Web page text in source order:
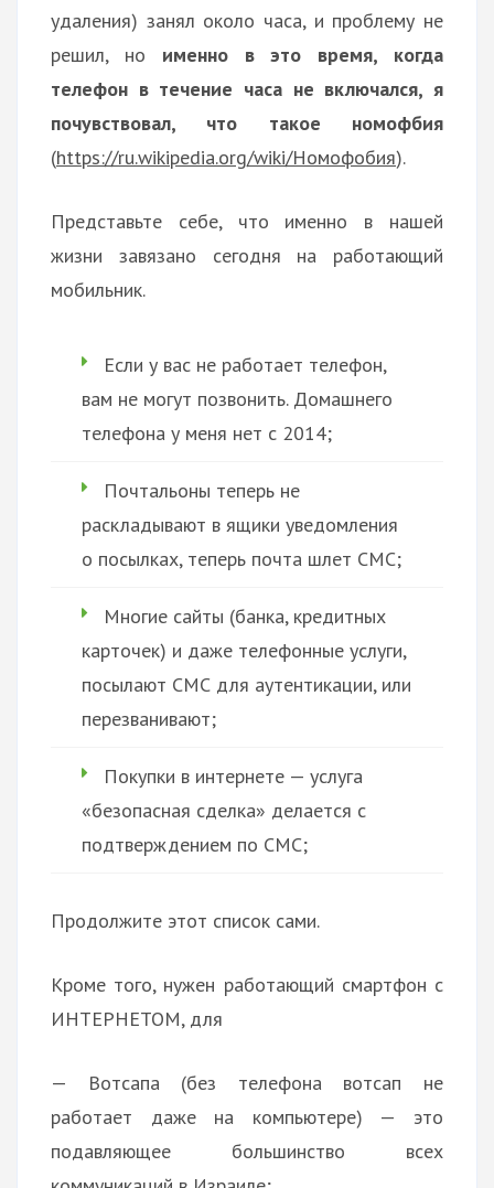
удаления) занял около часа, и проблему не
решил, но именно в это время, когда
телефон в течение часа не включался, я
почувствовал, что такое номофбия
(https://ru.wikipedia.org/wiki/Номофобия).
Представьте себе, что именно в нашей
жизни завязано сегодня на работающий
мобильник.
Если у вас не работает телефон,
вам не могут позвонить. Домашнего
телефона у меня нет с 2014;
Почтальоны теперь не
раскладывают в ящики уведомления
о посылках, теперь почта шлет СМС;
Многие сайты (банка, кредитных
карточек) и даже телефонные услуги,
посылают СМС для аутентикации, или
перезванивают;
Покупки в интернете — услуга
«безопасная сделка» делается с
подтверждением по СМС;
Продолжите этот список сами.
Кроме того, нужен работающий смартфон с
ИНТЕРНЕТОМ, для
— Вотсапа (без телефона вотсап не
работает даже на компьютере) — это
подавляющее большинство всех